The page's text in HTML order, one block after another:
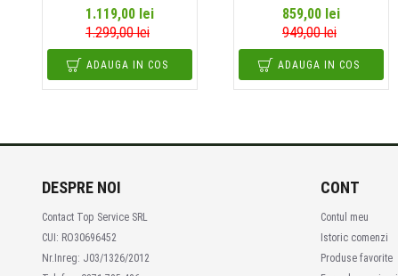
1.119,00 lei
1.299,00 lei
ADAUGA IN COS
859,00 lei
949,00 lei
ADAUGA IN COS
DESPRE NOI
Contact Top Service SRL
CUI: RO30696452
Nr.Inreg: J03/1326/2012
CONT
Contul meu
Istoric comenzi
Produse favorite